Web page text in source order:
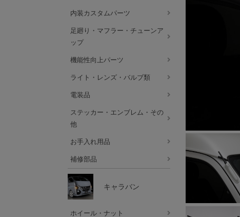
内装カスタムパーツ
足廻り・マフラー・チューンア
ップ
機能性向上パーツ
ライト・レンズ・バルブ類
電装品
ステッカー・エンブレム・その
他
お手入れ用品
補修部品
キャラバン
ホイール・ナット